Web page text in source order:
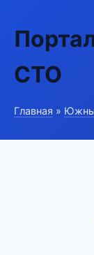
СТО
Главная »